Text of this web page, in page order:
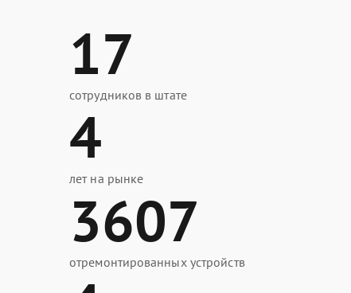
17
сотрудников в штате
4
лет на рынке
3607
отремонтированных устройств